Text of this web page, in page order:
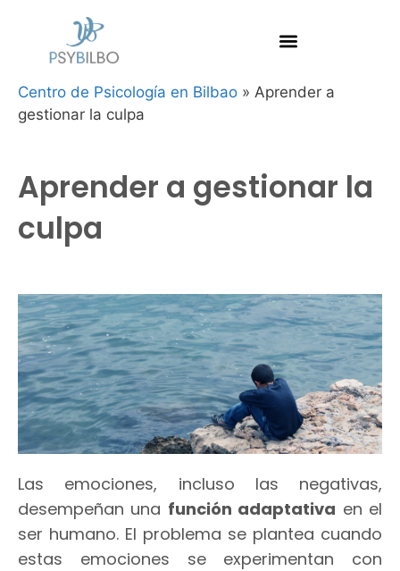
Centro de Psicología en Bilbao » Aprender a
gestionar la culpa
Aprender a gestionar la
culpa
Las emociones, incluso las negativas,
desempeñan una función adaptativa en el
ser humano. El problema se plantea cuando
estas emociones se experimentan con